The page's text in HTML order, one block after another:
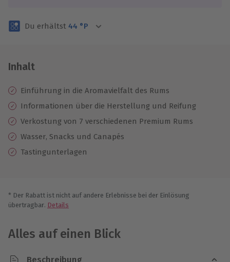
Du erhältst 44 °P
Inhalt
Einführung in die Aromavielfalt des Rums
Informationen über die Herstellung und Reifung
Verkostung von 7 verschiedenen Premium Rums
Wasser, Snacks und Canapés
Tastingunterlagen
* Der Rabatt ist nicht auf andere Erlebnisse bei der Einlösung
übertragbar. Details
Alles auf einen Blick